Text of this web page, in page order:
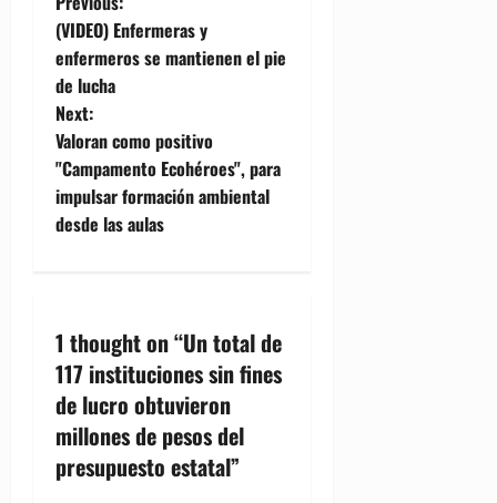
P
o
s
t
n
a
i
g
a
t
(VIDEO) Enfermeras y
enfermeros se mantienen el pie
de lucha
Next:
Valoran como positivo
"Campamento Ecohéroes", para
impulsar formación ambiental
desde las aulas
1 thought on “Un total de
117 instituciones sin fines
de lucro obtuvieron
millones de pesos del
presupuesto estatal”